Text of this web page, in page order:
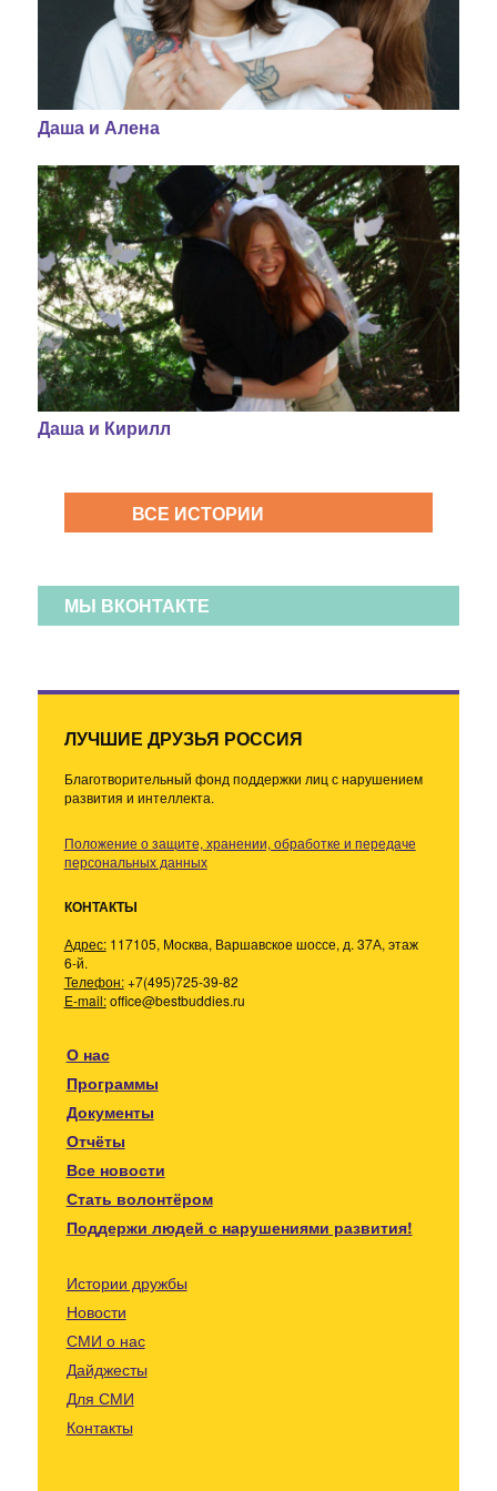
Даша и Алена
Даша и Кирилл
ВСЕ ИСТОРИИ
МЫ ВКОНТАКТЕ
ЛУЧШИЕ ДРУЗЬЯ РОССИЯ
Благотворительный фонд поддержки лиц с нарушением
развития и интеллекта.
Положение о защите, хранении, обработке и передаче
персональных данных
КОНТАКТЫ
Адрес:117105, Москва, Варшавское шоссе, д. 37А, этаж
6-й.
Телефон:+7(495)725-39-82
E-mail:office@bestbuddies.ru
О нас
Программы
Документы
Отчёты
Все новости
Стать волонтёром
Поддержи людей с нарушениями развития!
Истории дружбы
Новости
СМИ о нас
Дайджесты
Для СМИ
Контакты